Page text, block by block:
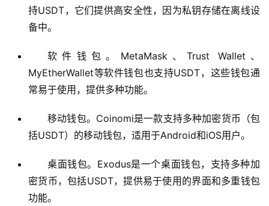
持USDT，它们提供高安全性，因为私钥存储在离线设
备中。
软件钱包。MetaMask、Trust Wallet、
MyEtherWallet等软件钱包也支持USDT，这些钱包通
常易于使用，提供多种功能。
移动钱包。Coinomi是一款支持多种加密货币（包
括USDT）的移动钱包，适用于Android和iOS用户。
桌面钱包。Exodus是一个桌面钱包，支持多种加
密货币，包括USDT，提供易于使用的界面和多重钱包
功能。